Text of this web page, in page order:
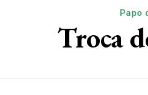
Papo
Troca